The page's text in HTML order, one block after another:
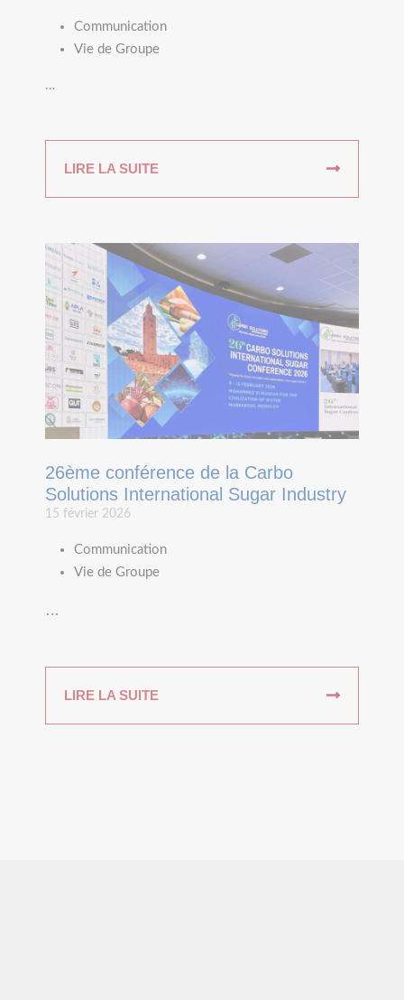
Communication
Vie de Groupe
…
LIRE LA SUITE
26ème conférence de la Carbo
Solutions International Sugar Industry
15 février 2026
Communication
Vie de Groupe
…
LIRE LA SUITE